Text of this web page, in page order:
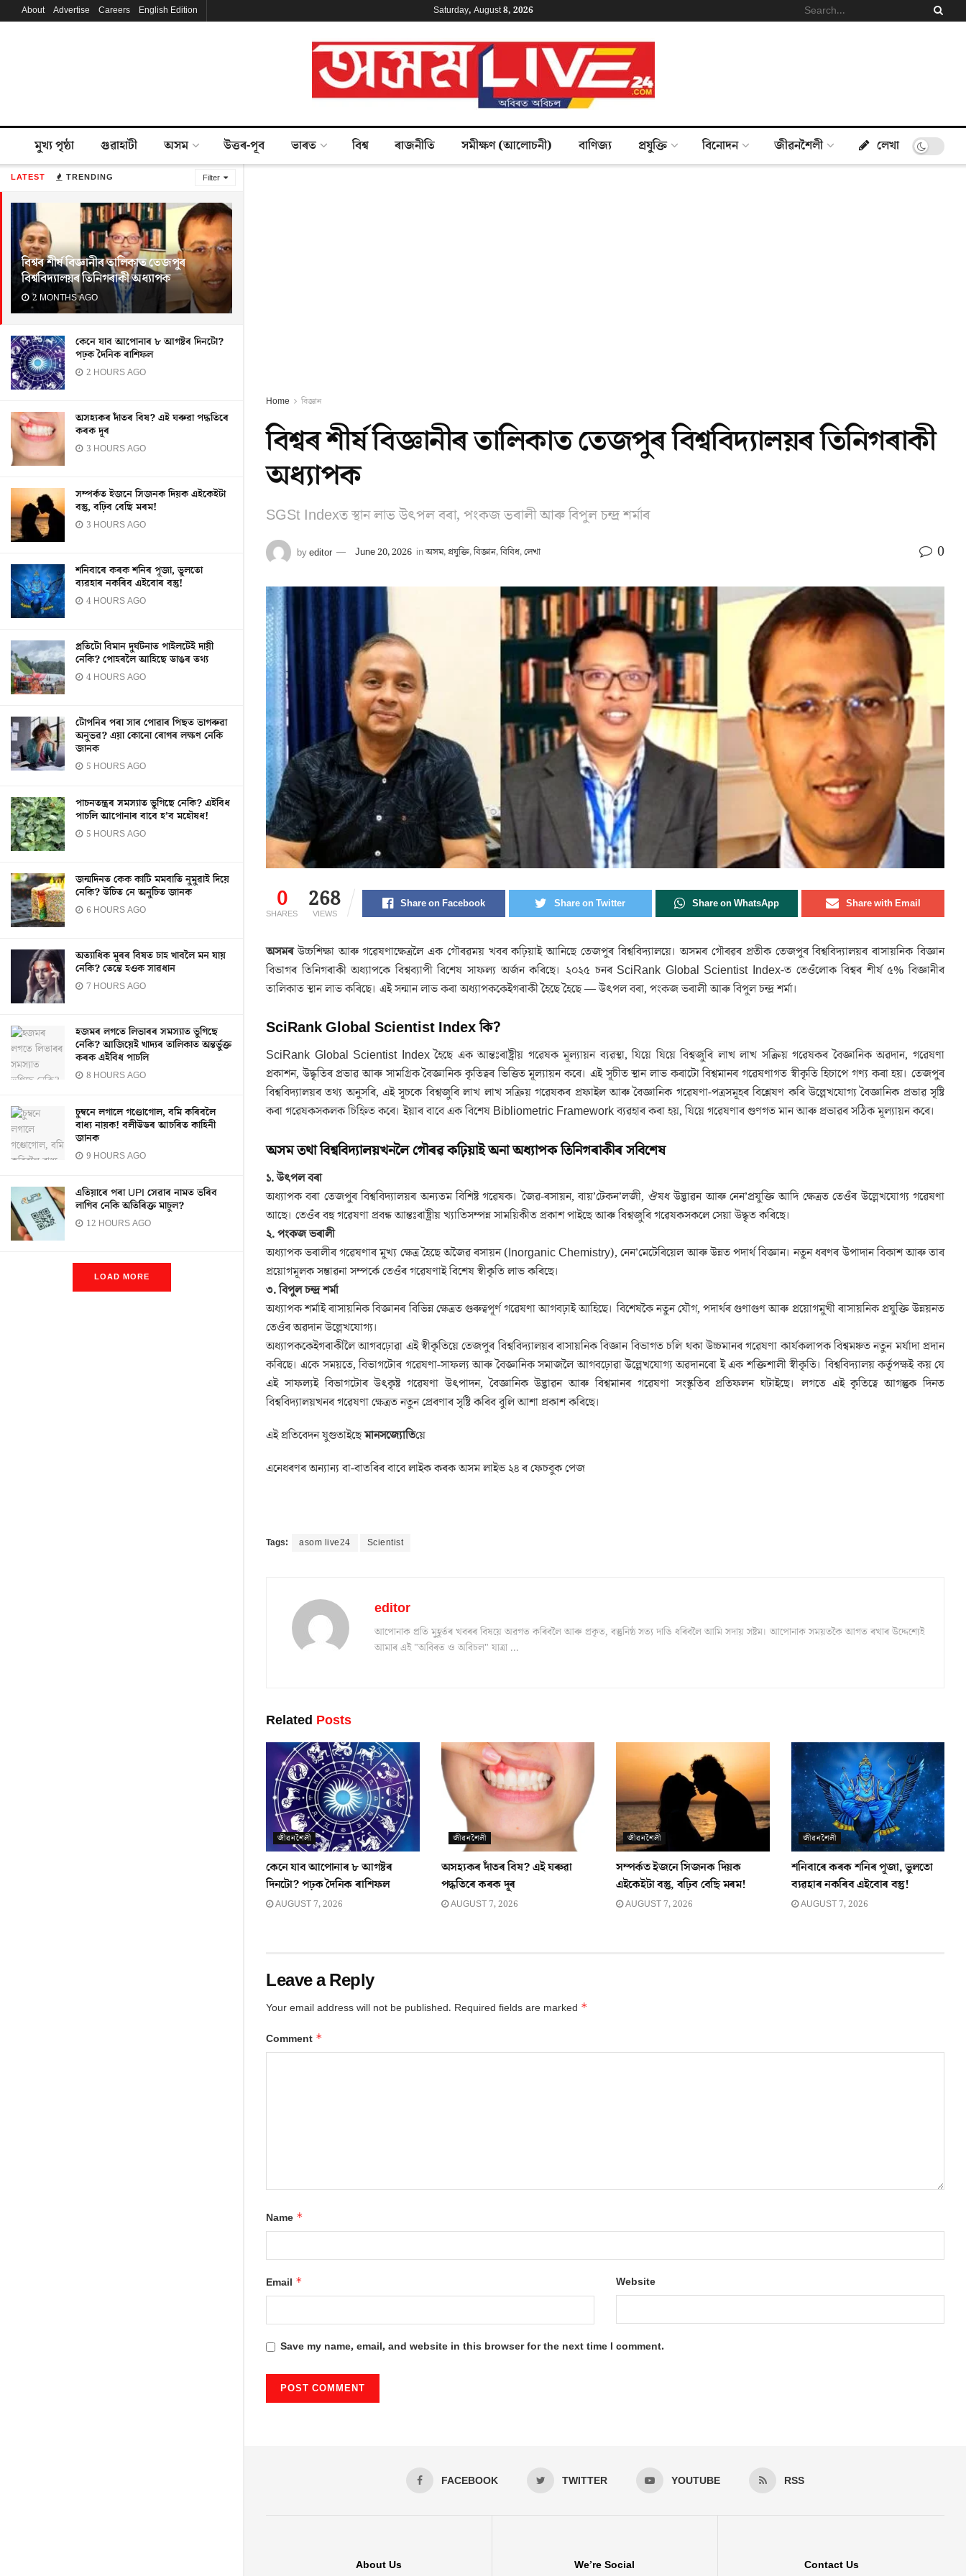
LATEST TRENDING Filter
বিশ্বৰ শীৰ্ষ বিজ্ঞানীৰ তালিকাত তেজপুৰ
বিশ্ববিদ্যালয়ৰ তিনিগৰাকী অধ্যাপক
2 MONTHS AGO
কেনে যাব আপোনাৰ ৮ আগষ্টৰ দিনটো?
পঢ়ক দৈনিক ৰাশিফল
2 HOURS AGO
অসহ্যকৰ দাঁতৰ বিষ? এই ঘৰুৱা পদ্ধতিৰে
কৰক দূৰ
3 HOURS AGO
সম্পৰ্কত ইজনে সিজনক দিয়ক এইকেইটা
বস্তু, বঢ়িব বেছি মৰম!
3 HOURS AGO
শনিবাৰে কৰক শনিৰ পূজা, ভুলতো
ব্যৱহাৰ নকৰিব এইবোৰ বস্তু!
4 HOURS AGO
প্ৰতিটো বিমান দুৰ্ঘটনাত পাইলটেই দায়ী
নেকি? পোহৰলৈ আহিছে ডাঙৰ তথ্য
4 HOURS AGO
টোপনিৰ পৰা সাৰ পোৱাৰ পিছত ভাগৰুৱা
অনুভৱ? এয়া কোনো ৰোগৰ লক্ষণ নেকি
জানক
5 HOURS AGO
পাচনতন্ত্ৰৰ সমস্যাত ভুগিছে নেকি? এইবিধ
পাচলি আপোনাৰ বাবে হ’ব মহৌষধ!
5 HOURS AGO
জন্মদিনত কেক কাটি মমবাতি নুমুৱাই দিয়ে
নেকি? উচিত নে অনুচিত জানক
6 HOURS AGO
অত্যাধিক মূৰৰ বিষত চাহ খাবলৈ মন যায়
নেকি? তেন্তে হওক সাৱধান
7 HOURS AGO
হজমৰ লগতে লিভাৰৰ সমস্যাত ভুগিছে
নেকি? আজিয়েই খাদ্যৰ তালিকাত অন্তৰ্ভুক্ত
কৰক এইবিধ পাচলি
8 HOURS AGO
চুম্বনে লগালে গণ্ডোগোল, বমি কৰিবলৈ
বাধ্য নায়ক! বলীউডৰ আচৰিত কাহিনী
জানক
9 HOURS AGO
এতিয়াৰে পৰা UPI সেৱাৰ নামত ভৰিব
লাগিব নেকি অতিৰিক্ত মাচুল?
12 HOURS AGO
LOAD MORE
About Advertise Careers English Edition Saturday, August 8, 2026
মুখ্য পৃষ্ঠা গুৱাহাটী অসম উত্তৰ-পূব ভাৰত বিশ্ব ৰাজনীতি সমীক্ষণ (আলোচনী) বাণিজ্য প্ৰযুক্তি বিনোদন জীৱনশৈলী লেখা
Home বিজ্ঞান
বিশ্বৰ শীৰ্ষ বিজ্ঞানীৰ তালিকাত তেজপুৰ বিশ্ববিদ্যালয়ৰ তিনিগৰাকী
অধ্যাপক
SGSt Indexত স্থান লাভ উৎপল বৰা, পংকজ ভৰালী আৰু বিপুল চন্দ্ৰ শৰ্মাৰ
byeditor June 20, 2026 inঅসম,প্ৰযুক্তি,বিজ্ঞান,বিবিধ,লেখা 0
0
SHARES
268
VIEWS
Share on Facebook Share on Twitter Share on WhatsApp Share with Email
অসমৰউচ্চশিক্ষা আৰু গৱেষণাক্ষেত্ৰলৈ এক গৌৰৱময় খবৰ কঢ়িয়াই আনিছে তেজপুৰ বিশ্ববিদ্যালয়ে। অসমৰ গৌৰৱৰ প্ৰতীক তেজপুৰ বিশ্ববিদ্যালয়ৰ ৰাসায়নিক বিজ্ঞান
বিভাগৰ তিনিগৰাকী অধ্যাপকে বিশ্বব্যাপী বিশেষ সাফল্য অৰ্জন কৰিছে। ২০২৫ চনৰ SciRank Global Scientist Index-ত তেওঁলোক বিশ্বৰ শীৰ্ষ ৫% বিজ্ঞানীৰ
তালিকাত স্থান লাভ কৰিছে। এই সন্মান লাভ কৰা অধ্যাপককেইগৰাকী হৈছে হৈছে — উৎপল বৰা, পংকজ ভৰালী আৰু বিপুল চন্দ্ৰ শৰ্মা।
SciRank Global Scientist Index কি?
SciRank Global Scientist Index হৈছে এক আন্তঃৰাষ্ট্ৰীয় গৱেষক মূল্যায়ন ব্যৱস্থা, যিয়ে যিয়ে বিশ্বজুৰি লাখ লাখ সক্ৰিয় গৱেষকৰ বৈজ্ঞানিক অৱদান, গৱেষণা
প্ৰকাশন, উদ্ধৃতিৰ প্ৰভাৱ আৰু সামগ্ৰিক বৈজ্ঞানিক কৃতিত্বৰ ভিত্তিত মূল্যায়ন কৰে। এই সূচীত স্থান লাভ কৰাটো বিশ্বমানৰ গৱেষণাগত স্বীকৃতি হিচাপে গণ্য কৰা হয়। তেজপুৰ
বিশ্ববিদ্যালয়ৰ তথ্য অনুসৰি, এই সূচকে বিশ্বজুৰি লাখ লাখ সক্ৰিয় গৱেষকৰ প্ৰফাইল আৰু বৈজ্ঞানিক গৱেষণা-পত্ৰসমূহৰ বিশ্লেষণ কৰি উল্লেখযোগ্য বৈজ্ঞানিক প্ৰভাৱ সৃষ্টি
কৰা গৱেষকসকলক চিহ্নিত কৰে। ইয়াৰ বাবে এক বিশেষ Bibliometric Framework ব্যৱহাৰ কৰা হয়, যিয়ে গৱেষণাৰ গুণগত মান আৰু প্ৰভাৱৰ সঠিক মূল্যায়ন কৰে।
অসম তথা বিশ্ববিদ্যালয়খনলৈ গৌৰৱ কঢ়িয়াই অনা অধ্যাপক তিনিগৰাকীৰ সবিশেষ
১. উৎপল বৰা
অধ্যাপক বৰা তেজপুৰ বিশ্ববিদ্যালয়ৰ অন্যতম বিশিষ্ট গৱেষক। জৈৱ-ৰসায়ন, বায়’টেকন’লজী, ঔষধ উদ্ভাৱন আৰু নেন’প্ৰযুক্তি আদি ক্ষেত্ৰত তেওঁৰ উল্লেখযোগ্য গৱেষণা
আছে। তেওঁৰ বহু গৱেষণা প্ৰবন্ধ আন্তঃৰাষ্ট্ৰীয় খ্যাতিসম্পন্ন সাময়িকীত প্ৰকাশ পাইছে আৰু বিশ্বজুৰি গৱেষকসকলে সেয়া উদ্ধৃত কৰিছে।
২. পংকজ ভৰালী
অধ্যাপক ভৰালীৰ গৱেষণাৰ মুখ্য ক্ষেত্ৰ হৈছে অজৈৱ ৰসায়ন (Inorganic Chemistry), নেন’মেটেৰিয়েল আৰু উন্নত পদাৰ্থ বিজ্ঞান। নতুন ধৰণৰ উপাদান বিকাশ আৰু তাৰ
প্ৰয়োগমূলক সম্ভাৱনা সম্পৰ্কে তেওঁৰ গৱেষণাই বিশেষ স্বীকৃতি লাভ কৰিছে।
৩. বিপুল চন্দ্ৰ শৰ্মা
অধ্যাপক শৰ্মাই ৰাসায়নিক বিজ্ঞানৰ বিভিন্ন ক্ষেত্ৰত গুৰুত্বপূৰ্ণ গৱেষণা আগবঢ়াই আহিছে। বিশেষকৈ নতুন যৌগ, পদাৰ্থৰ গুণাগুণ আৰু প্ৰয়োগমুখী ৰাসায়নিক প্ৰযুক্তি উন্নয়নত
তেওঁৰ অৱদান উল্লেখযোগ্য।
অধ্যাপককেইগৰাকীলৈ আগবঢ়োৱা এই স্বীকৃতিয়ে তেজপুৰ বিশ্ববিদ্যালয়ৰ ৰাসায়নিক বিজ্ঞান বিভাগত চলি থকা উচ্চমানৰ গৱেষণা কাৰ্যকলাপক বিশ্বমঞ্চত নতুন মৰ্যাদা প্ৰদান
কৰিছে। একে সময়তে, বিভাগটোৰ গৱেষণা-সাফল্য আৰু বৈজ্ঞানিক সমাজলৈ আগবঢ়োৱা উল্লেখযোগ্য অৱদানৰো ই এক শক্তিশালী স্বীকৃতি। বিশ্ববিদ্যালয় কৰ্তৃপক্ষই কয় যে
এই সাফল্যই বিভাগটোৰ উৎকৃষ্ট গৱেষণা উৎপাদন, বৈজ্ঞানিক উদ্ভাৱন আৰু বিশ্বমানৰ গৱেষণা সংস্কৃতিৰ প্ৰতিফলন ঘটাইছে। লগতে এই কৃতিত্বে আগন্তুক দিনত
বিশ্ববিদ্যালয়খনৰ গৱেষণা ক্ষেত্ৰত নতুন প্ৰেৰণাৰ সৃষ্টি কৰিব বুলি আশা প্ৰকাশ কৰিছে।
এই প্ৰতিবেদন যুগুতাইছেমানসজ্যোতিয়ে
এনেধৰণৰ অন্যান্য বা-বাতৰিৰ বাবে লাইক কৰক অসম লাইভ ২৪ ৰ ফেচবুক পেজ
Tags: asom live24 Scientist
editor
আপোনাক প্ৰতি মুহূৰ্তৰ খবৰৰ বিষয়ে অৱগত কৰিবলৈ আৰু প্ৰকৃত, বস্তুনিষ্ঠ সত্য দাঙি ধৰিবলৈ আমি সদায় সষ্টম। আপোনাক সময়তকৈ আগত ৰখাৰ উদ্দেশ্যেই
আমাৰ এই "অবিৰত ও অবিচল" যাত্ৰা ...
Related Posts
জীৱনশৈলী
কেনে যাব আপোনাৰ ৮ আগষ্টৰ
দিনটো? পঢ়ক দৈনিক ৰাশিফল
AUGUST 7, 2026
জীৱনশৈলী
অসহ্যকৰ দাঁতৰ বিষ? এই ঘৰুৱা
পদ্ধতিৰে কৰক দূৰ
AUGUST 7, 2026
জীৱনশৈলী
সম্পৰ্কত ইজনে সিজনক দিয়ক
এইকেইটা বস্তু, বঢ়িব বেছি মৰম!
AUGUST 7, 2026
জীৱনশৈলী
শনিবাৰে কৰক শনিৰ পূজা, ভুলতো
ব্যৱহাৰ নকৰিব এইবোৰ বস্তু!
AUGUST 7, 2026
Leave a Reply
Your email address will not be published. Required fields are marked *
Comment *
Name *
Email * Website
Save my name, email, and website in this browser for the next time I comment.
FACEBOOK TWITTER YOUTUBE RSS
About Us We’re Social Contact Us